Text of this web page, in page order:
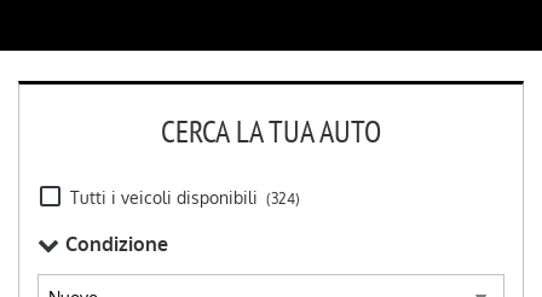
CERCA LA TUA AUTO
Tutti i veicoli disponibili (324)
Condizione